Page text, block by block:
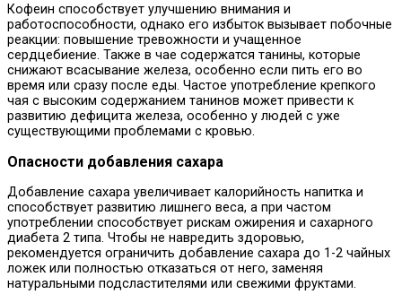
Кофеин способствует улучшению внимания и
работоспособности, однако его избыток вызывает побочные
реакции: повышение тревожности и учащенное
сердцебиение. Также в чае содержатся танины, которые
снижают всасывание железа, особенно если пить его во
время или сразу после еды. Частое употребление крепкого
чая с высоким содержанием танинов может привести к
развитию дефицита железа, особенно у людей с уже
существующими проблемами с кровью.
Опасности добавления сахара
Добавление сахара увеличивает калорийность напитка и
способствует развитию лишнего веса, а при частом
употреблении способствует рискам ожирения и сахарного
диабета 2 типа. Чтобы не навредить здоровью,
рекомендуется ограничить добавление сахара до 1-2 чайных
ложек или полностью отказаться от него, заменяя
натуральными подсластителями или свежими фруктами.